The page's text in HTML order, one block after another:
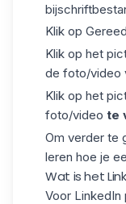
Klik op
Klik op het
de foto/video
Klik op het
foto/video te
Om verder te
leren hoe je
Wat is het
Voor LinkedIn